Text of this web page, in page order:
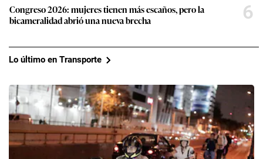
Congreso 2026: mujeres tienen más escaños, pero la
bicameralidad abrió una nueva brecha
6
Lo último en Transporte